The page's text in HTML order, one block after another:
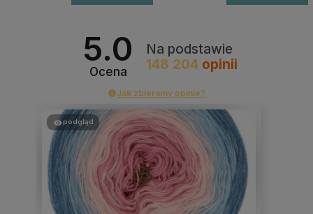
5.0
Ocena
Na podstawie
148 204 opinii
Jak zbieramy opinie?
podgląd